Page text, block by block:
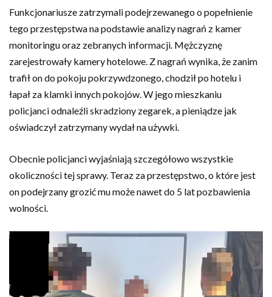
Funkcjonariusze zatrzymali podejrzewanego o popełnienie
tego przestępstwa na podstawie analizy nagrań z kamer
monitoringu oraz zebranych informacji. Mężczyznę
zarejestrowały kamery hotelowe. Z nagrań wynika, że zanim
trafił on do pokoju pokrzywdzonego, chodził po hotelu i
łapał za klamki innych pokojów. W jego mieszkaniu
policjanci odnaleźli skradziony zegarek, a pieniądze jak
oświadczył zatrzymany wydał na używki.
Obecnie policjanci wyjaśniają szczegółowo wszystkie
okoliczności tej sprawy. Teraz za przestępstwo, o które jest
on podejrzany grozić mu może nawet do 5 lat pozbawienia
wolności.